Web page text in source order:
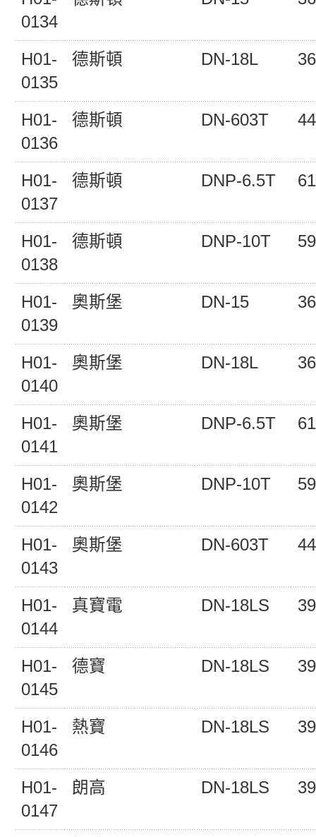
0134
H01-
0135
德斯頓 DN-18L 36
H01-
0136
德斯頓 DN-603T 44
H01-
0137
德斯頓 DNP-6.5T 61
H01-
0138
德斯頓 DNP-10T 59
H01-
0139
奧斯堡 DN-15 36
H01-
0140
奧斯堡 DN-18L 36
H01-
0141
奧斯堡 DNP-6.5T 61
H01-
0142
奧斯堡 DNP-10T 59
H01-
0143
奧斯堡 DN-603T 44
H01-
0144
真寶電 DN-18LS 39
H01-
0145
德寶 DN-18LS 39
H01-
0146
熱寶 DN-18LS 39
H01-
0147
朗高 DN-18LS 39